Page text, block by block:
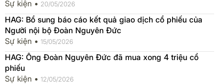
Sự kiện • 20/05/2026
HAG: Bổ sung báo cáo kết quả giao dịch cổ phiếu của
Người nội bộ Đoàn Nguyên Đức
Sự kiện • 15/05/2026
HAG: Ông Đoàn Nguyên Đức đã mua xong 4 triệu cổ
phiếu
Sự kiện • 12/05/2026